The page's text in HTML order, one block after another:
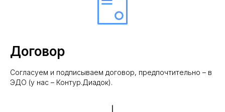
Договор
Согласуем и подписываем договор, предпочтительно – в
ЭДО (у нас – Контур.Диадок).